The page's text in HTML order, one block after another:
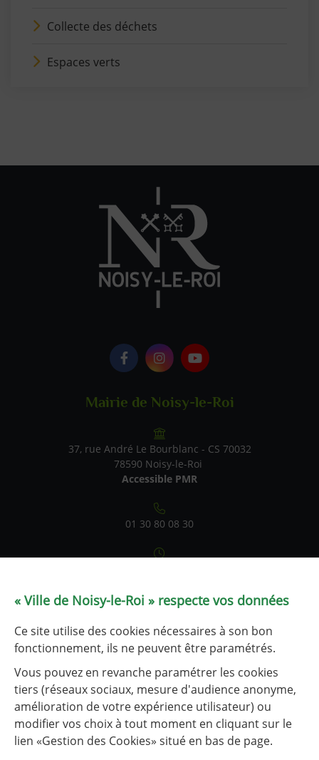
Collecte des déchets
Espaces verts
Logo Facebook
Logo Instagram
Logo Youtube
Mairie de Noisy-le-Roi
37, rue André Le Bourblanc - CS 70032
78590 Noisy-le-Roi
Accessible PMR
01 30 80 08 30
le service État civil est fermé les 1er et 3e lundis après-midi
Tableau de fréquentation
NOUS CONTACTER
Liens utiles
« Ville de Noisy-le-Roi » respecte vos données
Ce site utilise des cookies nécessaires à son bon
fonctionnement, ils ne peuvent être paramétrés.
Vous pouvez en revanche paramétrer les cookies
tiers (réseaux sociaux, mesure d'audience anonyme,
amélioration de votre expérience utilisateur) ou
modifier vos choix à tout moment en cliquant sur le
lien «Gestion des Cookies» situé en bas de page.